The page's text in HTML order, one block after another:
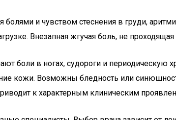
и чувством стеснения в груди,
Внезапная жгучая боль, не
боли в ногах, судороги и периодическую
кожи. Возможны бледность или
к характерным клиническим